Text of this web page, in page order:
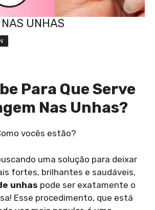
UNHAS
Para Que Serve
Nas Unhas?
vocês estão?
uma solução para deixar
fortes, brilhantes e saudáveis,
unhas pode ser exatamente o
Esse procedimento, que está